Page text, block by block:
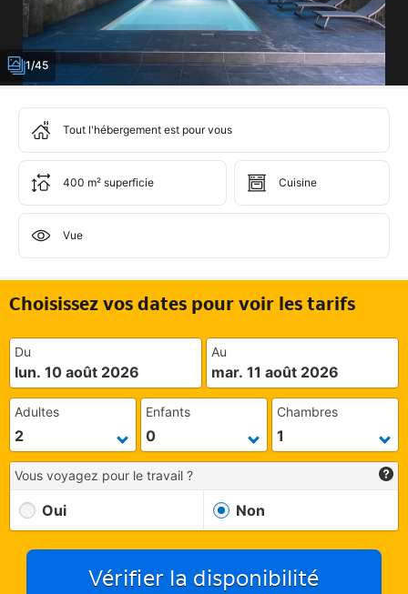
1/45
Tout l'hébergement est pour vous
400 m² superficie Cuisine
Vue
Choisissez vos dates pour voir les tarifs
Du
lun. 10 août 2026
Au
mar. 11 août 2026
Adultes Enfants Chambres
Vous voyagez pour le travail ?
Oui Non
Vérifier la disponibilité